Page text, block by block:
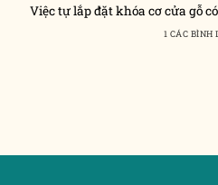
Việc tự lắp đặt khóa cơ cửa gỗ
1 CÁC BÌNH